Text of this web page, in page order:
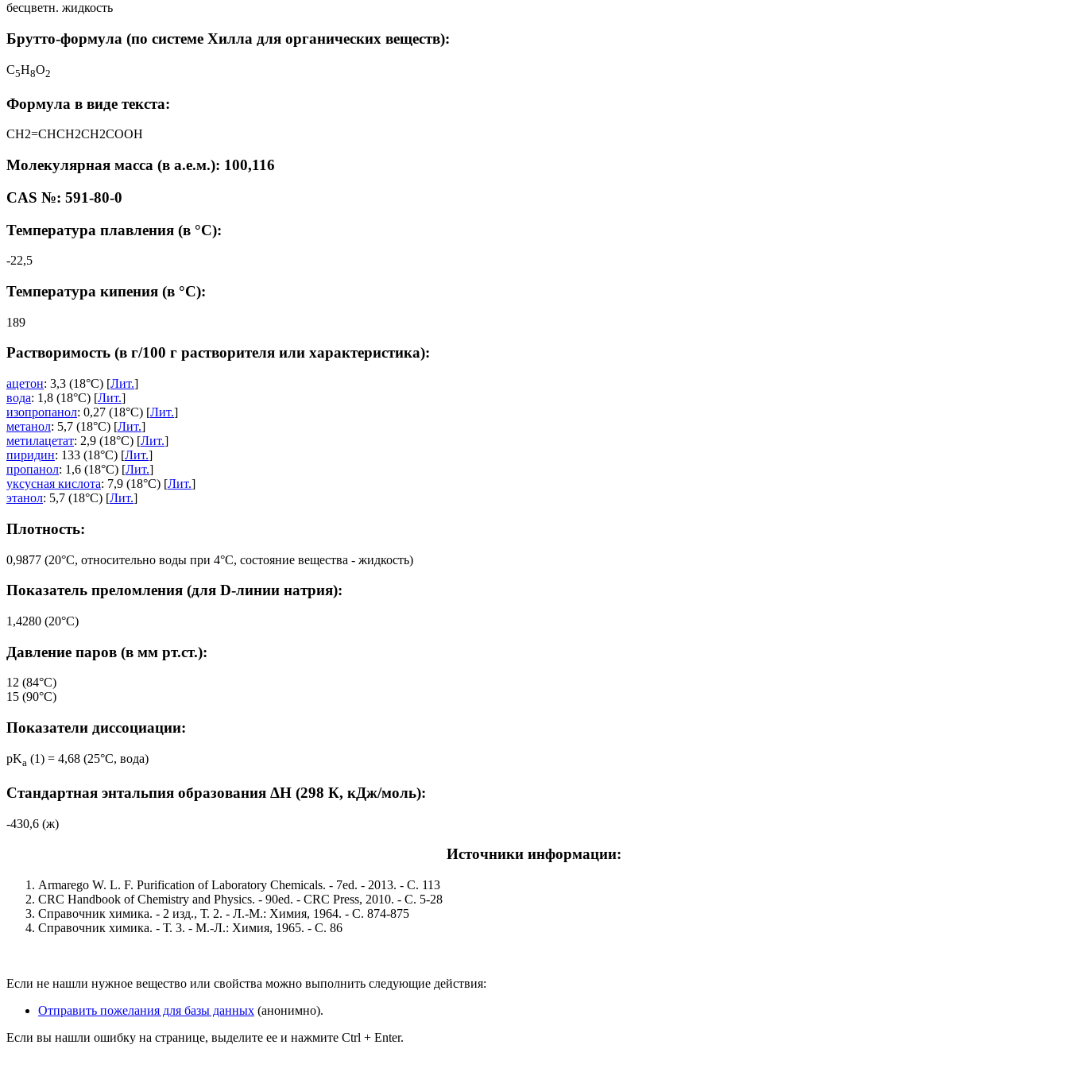
бесцветн. жидкость
Брутто-формула (по системе Хилла для органических веществ):
C5H8O2
Формула в виде текста:
CH2=CHCH2CH2COOH
Молекулярная масса (в а.е.м.): 100,116
CAS №: 591-80-0
Температура плавления (в °C):
-22,5
Температура кипения (в °C):
189
Растворимость (в г/100 г растворителя или характеристика):
ацетон: 3,3 (18°C) [Лит.]
вода: 1,8 (18°C) [Лит.]
изопропанол: 0,27 (18°C) [Лит.]
метанол: 5,7 (18°C) [Лит.]
метилацетат: 2,9 (18°C) [Лит.]
пиридин: 133 (18°C) [Лит.]
пропанол: 1,6 (18°C) [Лит.]
уксусная кислота: 7,9 (18°C) [Лит.]
этанол: 5,7 (18°C) [Лит.]
Плотность:
0,9877 (20°C, относительно воды при 4°C, состояние вещества - жидкость)
Показатель преломления (для D-линии натрия):
1,4280 (20°C)
Давление паров (в мм рт.ст.):
12 (84°C)
15 (90°C)
Показатели диссоциации:
pKa (1) = 4,68 (25°C, вода)
Стандартная энтальпия образования ΔH (298 К, кДж/моль):
-430,6 (ж)
Источники информации:
Armarego W. L. F. Purification of Laboratory Chemicals. - 7ed. - 2013. - С. 113
CRC Handbook of Chemistry and Physics. - 90ed. - CRC Press, 2010. - С. 5-28
Справочник химика. - 2 изд., Т. 2. - Л.-М.: Химия, 1964. - С. 874-875
Справочник химика. - Т. 3. - М.-Л.: Химия, 1965. - С. 86
Если не нашли нужное вещество или свойства можно выполнить следующие действия:
Отправить пожелания для базы данных (анонимно).
Если вы нашли ошибку на странице, выделите ее и нажмите Ctrl + Enter.